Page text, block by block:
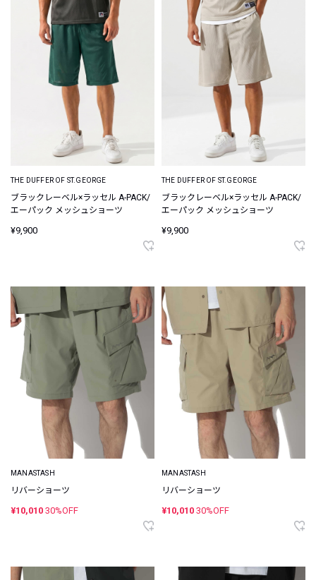
THE DUFFER OF ST.GEORGE
ブラックレーベル×ラッセル A-PACK/
エーパック メッシュショーツ
¥9,900
THE DUFFER OF ST.GEORGE
ブラックレーベル×ラッセル A-PACK/
エーパック メッシュショーツ
¥9,900
MANASTASH
リバーショーツ
¥10,010 30%OFF
MANASTASH
リバーショーツ
¥10,010 30%OFF